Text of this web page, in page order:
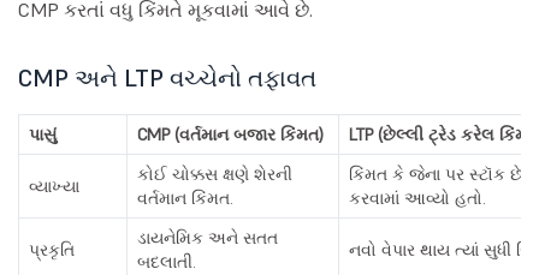
CMP કરતાં વધુ કિંમતે મૂકવામાં આવે છે.
CMP અને LTP વચ્ચેનો તફાવત
પાસું CMP (વર્તમાન બજાર કિંમત) LTP (છેલ્લી ટ્રેડ કરેલ
વ્યાખ્યા
કોઈ ચોક્કસ ક્ષણે શેરની
વર્તમાન કિંમત.
કિંમત કે જેના પર સ્ટૉક
કરવામાં આવ્યો હતો.
પ્રકૃતિ
ડાયનેમિક અને સતત
બદલાતી.
નવો વેપાર થાય ત્યાં સુધી